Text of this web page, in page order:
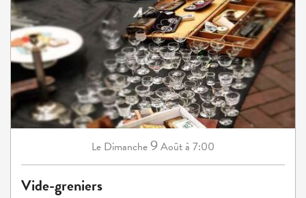
Le Dimanche9Aoûtà 7:00
Vide-greniers